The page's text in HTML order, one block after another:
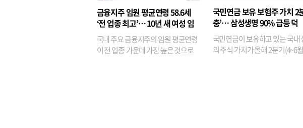
금융지주 임원 평균연령 58.6세
‘전 업종 최고’… 10년 새 여성 임
원은 14배 껑충
국내 주요 금융지주의 임원 평균연령
이 전 업종 가운데 가장 높은 것으로
융이었다. 특히 KB금융은 지난달
기관투자자 지분율이...
국민연금 보유 보험주 가치 2
충’… 삼성생명 90% 급등 덕
국민연금이 보유하고 있는 국내
의 주식 가치가 올해 2분기(4~6